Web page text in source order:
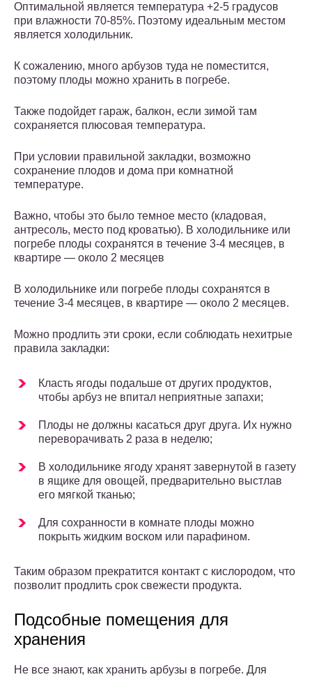
Оптимальной является температура +2-5 градусов
при влажности 70-85%. Поэтому идеальным местом
является холодильник.
К сожалению, много арбузов туда не поместится,
поэтому плоды можно хранить в погребе.
Также подойдет гараж, балкон, если зимой там
сохраняется плюсовая температура.
При условии правильной закладки, возможно
сохранение плодов и дома при комнатной
температуре.
Важно, чтобы это было темное место (кладовая,
антресоль, место под кроватью). В холодильнике или
погребе плоды сохранятся в течение 3-4 месяцев, в
квартире — около 2 месяцев
В холодильнике или погребе плоды сохранятся в
течение 3-4 месяцев, в квартире — около 2 месяцев.
Можно продлить эти сроки, если соблюдать нехитрые
правила закладки:
Класть ягоды подальше от других продуктов,
чтобы арбуз не впитал неприятные запахи;
Плоды не должны касаться друг друга. Их нужно
переворачивать 2 раза в неделю;
В холодильнике ягоду хранят завернутой в газету
в ящике для овощей, предварительно выстлав
его мягкой тканью;
Для сохранности в комнате плоды можно
покрыть жидким воском или парафином.
Таким образом прекратится контакт с кислородом, что
позволит продлить срок свежести продукта.
Подсобные помещения для
хранения
Не все знают, как хранить арбузы в погребе. Для